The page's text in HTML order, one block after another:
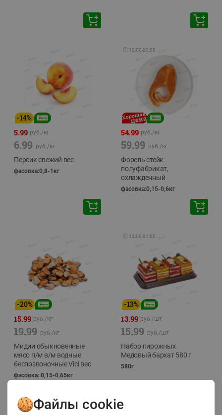
-14%
5.99 руб./кг
6.99 руб./кг
Персик свежий вес
фасовка:0,8-1кг
🕘 12:00-20:00
54.99 руб./кг
59.99 руб./кг
Форель стейк
полуфабрикат,
охлажденный
фасовка:0,15-0,6кг
-20%
15.99 руб./кг
19.99 руб./кг
Мидии обыкновенные
мясо п/м в/м водные
беспозвоночные Vici вес
фасовка: 0,15-0,65кг
🕘 12:00-21:00
-13%
13.99 руб./шт
15.99 руб./шт
Набор пирожных
Медовый бархат 580 г
580г
Файлы cookie